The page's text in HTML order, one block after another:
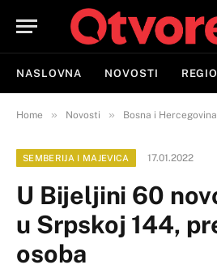
NASLOVNA NOVOSTI
Home » Novosti » Bosna i Hercegovina
SEMBERIJA I MAJEVICA 17.01.2022
U Bijeljini 60
u Srpskoj 144,
osoba